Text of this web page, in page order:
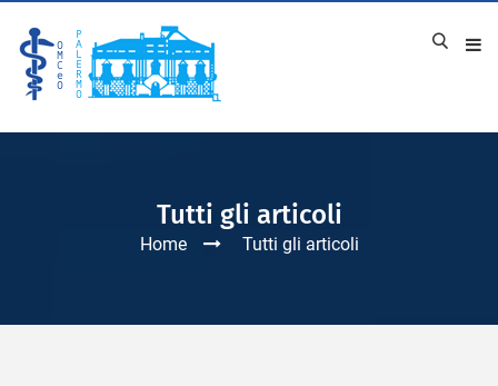
Tutti gli articoli
Home Tutti gli articoli